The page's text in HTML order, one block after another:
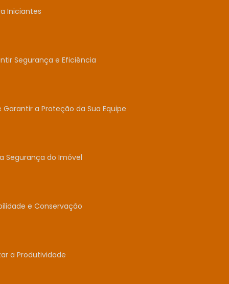
Iniciantes
Segurança e Eficiência
a Proteção da Sua Equipe
Segurança do Imóvel
e Conservação
a Produtividade